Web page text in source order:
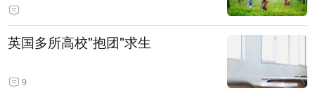
英国多所高校"抱团"求生
9